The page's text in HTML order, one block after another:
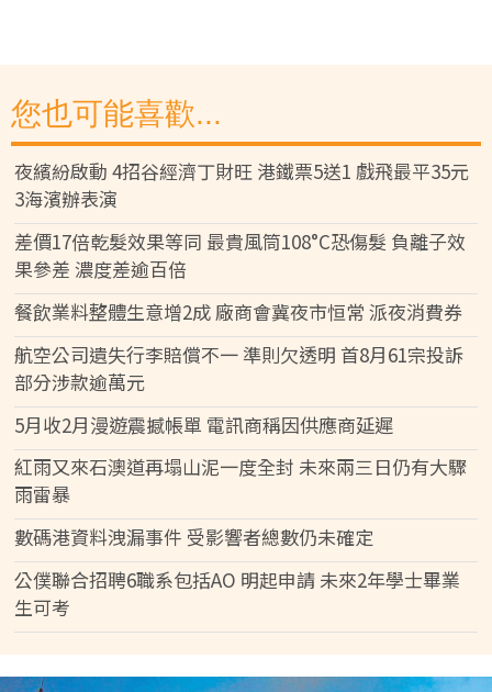
您也可能喜歡...
夜繽紛啟動 4招谷經濟丁財旺 港鐵票5送1 戲飛最平35元
3海濱辦表演
差價17倍乾髮效果等同 最貴風筒108°C恐傷髮 負離子效
果參差 濃度差逾百倍
餐飲業料整體生意增2成 廠商會冀夜市恒常 派夜消費券
航空公司遺失行李賠償不一 準則欠透明 首8月61宗投訴
部分涉款逾萬元
5月收2月漫遊震撼帳單 電訊商稱因供應商延遲
紅雨又來石澳道再塌山泥一度全封 未來兩三日仍有大驟
雨雷暴
數碼港資料洩漏事件 受影響者總數仍未確定
公僕聯合招聘6職系包括AO 明起申請 未來2年學士畢業
生可考